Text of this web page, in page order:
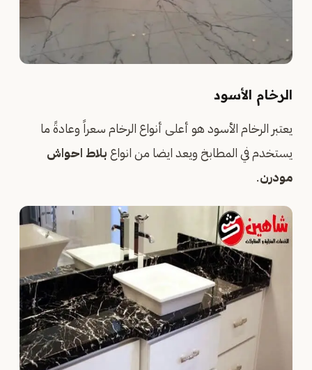
الرخام الأسود
يعتبر الرخام الأسود هو أعلى أنواع الرخام سعراً وعادةً ما
يستخدم في المطابخ ويعد ايضا من انواعبلاط احواش
مودرن.